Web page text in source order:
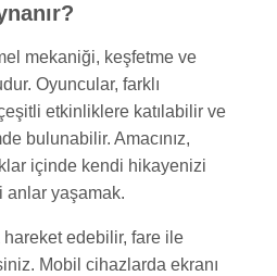
mekaniği, keşfetme ve
Oyuncular, farklı
etkinliklere katılabilir ve
bulunabilir. Amacınız,
içinde kendi hikayenizi
anlar yaşamak.
hareket edebilir, fare ile
Mobil cihazlarda ekranı